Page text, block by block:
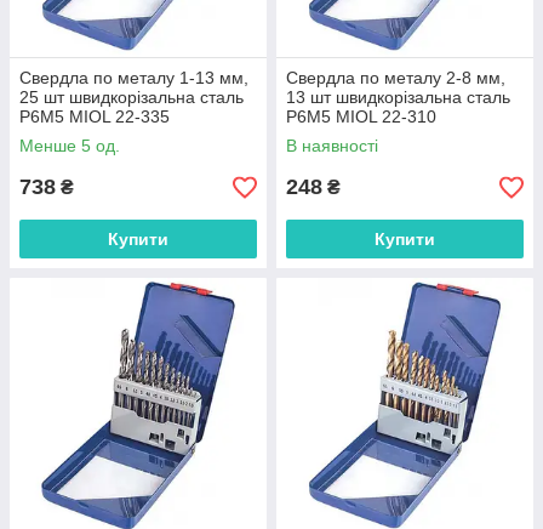
Свердла по металу 1-13 мм,
25 шт швидкорізальна сталь
P6M5 MIOL 22-335
Менше 5 од.
738 ₴
Купити
Свердла по металу 2-8 мм,
13 шт швидкорізальна сталь
P6M5 MIOL 22-310
В наявності
248 ₴
Купити